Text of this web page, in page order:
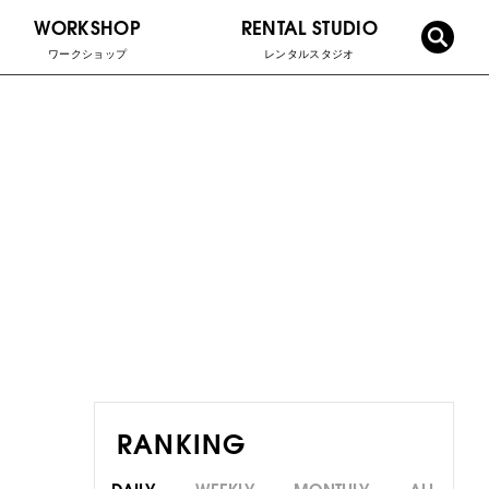
WORKSHOP
ワークショップ
RENTAL STUDIO
レンタルスタジオ
RANKING